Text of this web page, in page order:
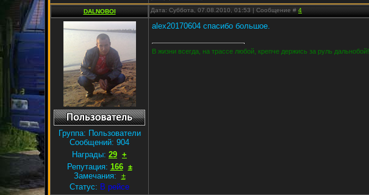
DALNOBOI Дата: Суббота, 07.08.2010, 01:53 | Сообщение # 4
Группа: Пользователи
Сообщений: 904
Награды: 29 +
Репутация: 166 ±
Замечания: ±
Статус: В рейсе
alex20170604 спасибо большое.
В жизни всегда, на трассе любой, крепче держись за руль дальнобой!